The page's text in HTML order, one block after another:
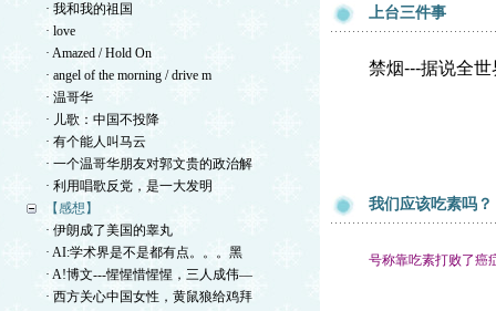
· 我和我的祖国
· love
· Amazed / Hold On
· angel of the morning / drive m
· 温哥华
· 儿歌：中国不投降
· 有个能人叫马云
· 一个温哥华朋友对郭文贵的政治解
· 利用唱歌反党，是一大发明
【感想】
· 伊朗成了美国的睾丸
· AI:学术界是不是都有点。。。黑
· A!博文---惺惺惜惺惺，三人成伟—
· 西方关心中国女性，黄鼠狼给鸡拜
上台三件事
禁烟---据说全
我们应该吃素吗？
号称靠吃素打败了癌